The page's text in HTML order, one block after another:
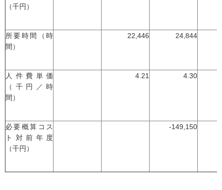
（千円）
所要時間（時
間）
22,446 24,844
人件費単価
（千円／時
間）
4.21 4.30
必要概算コス
ト対前年度
（千円）
-149,150